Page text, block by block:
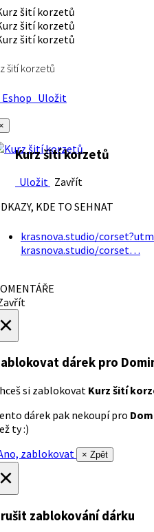
šití korzetů
Uložit
Kurz šití korzetů
Uložit Zavřít
KDE TO SEHNAT
krasnova.studio/
krasnova.studio/corset…
dárek pro
si zablokovat Kurz šití
dárek pak nekoupí pro
ty :)
zablokovat
× Zpět
zablokování dárku